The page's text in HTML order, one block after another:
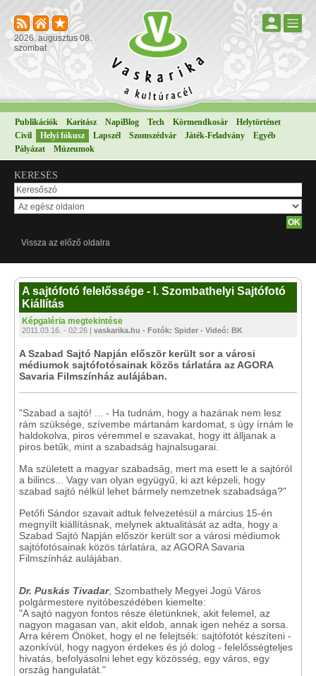
2026. augusztus 08.
szombat
Publikációk Karitász NapiBlog Tech Körmendkosár
Helytörténet
Civil
Helyi fókusz Lapszél Szomszédvár Játék-Feladvány
Egyéb
Pályázat
Múzeumok
KERESÉS
Vissza az előző oldalra
A sajtófotó felelőssége - I. Szombathelyi Sajtófotó
Kiállítás
Képgaléria megtekintése
2011.03.16. - 02:26 | vaskarika.hu - Fotók: Spider - Videó: BK
A Szabad Sajtó Napján először került sor a városi
médiumok sajtófotósainak közös tárlatára az AGORA
Savaria Filmszínház aulájában.
"Szabad a sajtó! ... - Ha tudnám, hogy a hazának nem lesz
rám szüksége, szívembe mártanám kardomat, s úgy írnám le
haldokolva, piros véremmel e szavakat, hogy itt álljanak a
piros betűk, mint a szabadság hajnalsugarai.
Ma született a magyar szabadság, mert ma esett le a sajtóról
a bilincs... Vagy van olyan együgyű, ki azt képzeli, hogy
szabad sajtó nélkül lehet bármely nemzetnek szabadsága?"
Petőfi Sándor szavait adtuk felvezetésül a március 15-én
megnyílt kiállításnak, melynek aktualitását az adta, hogy a
Szabad Sajtó Napján először került sor a városi médiumok
sajtófotósainak közös tárlatára, az AGORA Savaria
Filmszínház aulájában.
Dr. Puskás Tivadar, Szombathely Megyei Jogú Város
polgármestere nyitóbeszédében kiemelte:
"A sajtó nagyon fontos része életünknek, akit felemel, az
nagyon magasan van, akit eldob, annak igen nehéz a sorsa.
Arra kérem Önöket, hogy el ne felejtsék: sajtófotót készíteni -
azonkívül, hogy nagyon érdekes és jó dolog - felelősségteljes
hivatás, befolyásolni lehet egy közösség, egy város, egy
ország hangulatát."